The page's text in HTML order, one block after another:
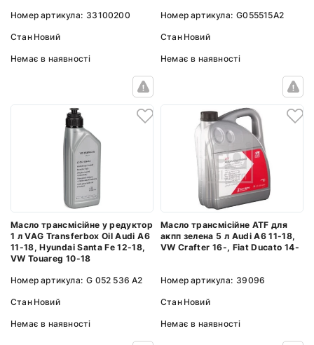
Номер артикула: 33100200
Стан Новий
Немає в наявності
Номер артикула: G055515A2
Стан Новий
Немає в наявності
Масло трансмісійне у редуктор
1 л VAG Transferbox Oil Audi A6
11-18, Hyundai Santa Fe 12-18,
VW Touareg 10-18
Номер артикула: G 052 536 A2
Стан Новий
Немає в наявності
Масло трансмісійне ATF для
акпп зелена 5 л Audi A6 11-18,
VW Crafter 16-, Fiat Ducato 14-
Номер артикула: 39096
Стан Новий
Немає в наявності